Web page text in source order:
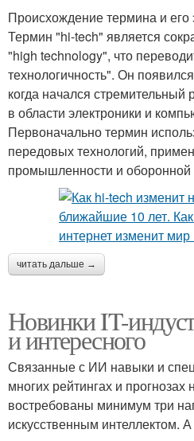
Происхождение термина и
Термин "hi-tech" является
"high technology", что
технологичность". Он
когда начался стремительный
в области электроники и
Первоначально термин
передовых технологий,
промышленности и
читать дальше →
Новинки IT-
и интересного
Связанные с ИИ навыки и
многих рейтингах и прогнозах
востребованы минимум три
искусственным интеллектом.